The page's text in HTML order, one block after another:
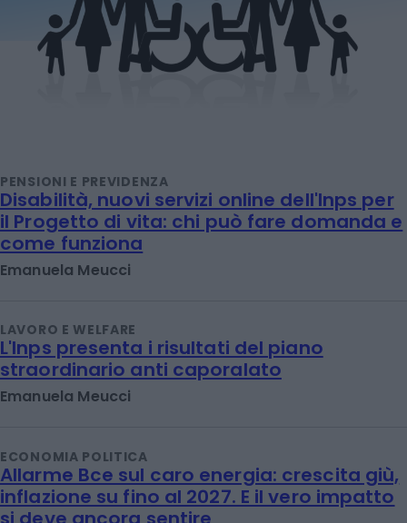
PENSIONI E PREVIDENZA
Disabilità, nuovi servizi online dell'Inps per
il Progetto di vita: chi può fare domanda e
come funziona
Emanuela Meucci
LAVORO E WELFARE
L'Inps presenta i risultati del piano
straordinario anti caporalato
Emanuela Meucci
ECONOMIA POLITICA
Allarme Bce sul caro energia: crescita giù,
inflazione su fino al 2027. E il vero impatto